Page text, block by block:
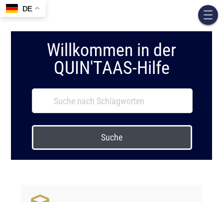
Willkommen in der
QUIN'TAAS-Hilfe
Suche
DE